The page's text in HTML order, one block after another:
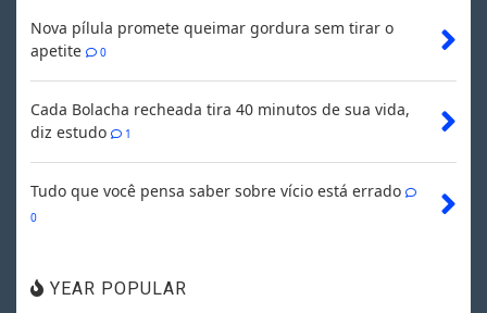
Nova pílula promete queimar gordura sem tirar o
apetite
0
Cada Bolacha recheada tira 40 minutos de sua vida,
diz estudo
1
Tudo que você pensa saber sobre vício está errado
0
YEAR POPULAR